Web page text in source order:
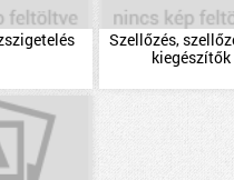
Szellőzés,
kiegészítők